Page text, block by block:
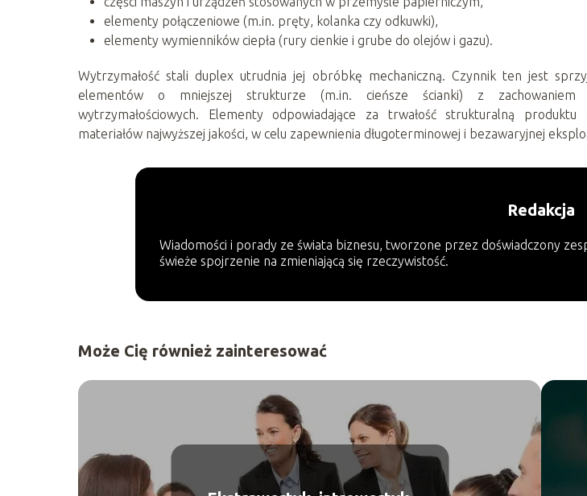
elementy połączeniowe (m.in. pręty, kolanka czy odkuwki),
elementy wymienników ciepła (rury cienkie i grube do olejów i gazu).
Wytrzymałość stali duplex utrudnia jej obróbkę mechaniczną. Czynnik ten jest
elementów o mniejszej strukturze (m.in. cieńsze ścianki) z zachowaniem
wytrzymałościowych. Elementy odpowiadające za trwałość strukturalną
materiałów najwyższej jakości, w celu zapewnienia długoterminowej i bezawaryjnej
Redakcja
Wiadomości i porady ze świata biznesu, tworzone przez doświadczony
świeże spojrzenie na zmieniającą się rzeczywistość.
Może Cię również zainteresować